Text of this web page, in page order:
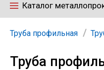
Каталог
Арматура
Труба
Труба профильная
Труба